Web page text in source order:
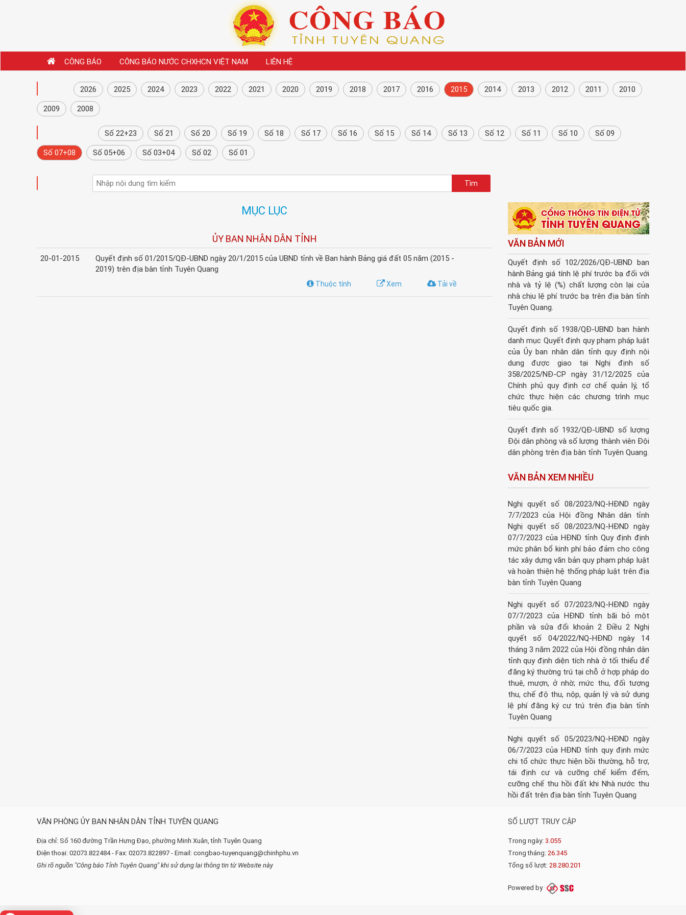
CÔNG BÁO CÔNG BÁO NƯỚC CHXHCN VIỆT NAM LIÊN HỆ
2026 2025 2024 2023 2022 2021 2020 2019 2018 2017 2016 2015 2014 2013 2012 2011 2010
2009 2008
Số 22+23 Số 21 Số 20 Số 19 Số 18 Số 17 Số 16 Số 15 Số 14 Số 13 Số 12 Số 11 Số 10 Số 09
Số 07+08 Số 05+06 Số 03+04 Số 02 Số 01
MỤC LỤC
ỦY BAN NHÂN DÂN TỈNH
20-01-2015
Quyết định số 01/2015/QĐ-UBND ngày 20/1/2015 của UBND tỉnh về Ban hành Bảng giá đất 05 năm (2015 -
2019) trên địa bàn tỉnh Tuyên Quang
Tải về
Xem
Thuộc tính
VĂN BẢN MỚI
Quyết định số 102/2026/QĐ-UBND ban
hành Bảng giá tính lệ phí trước bạ đối với
nhà và tỷ lệ (%) chất lượng còn lại của
nhà chịu lệ phí trước bạ trên địa bàn tỉnh
Tuyên Quang.
Quyết định số 1938/QĐ-UBND ban hành
danh mục Quyết định quy phạm pháp luật
của Ủy ban nhân dân tỉnh quy định nội
dung được giao tại Nghị định số
358/2025/NĐ-CP ngày 31/12/2025 của
Chính phủ quy định cơ chế quản lý, tổ
chức thực hiện các chương trình mục
tiêu quốc gia.
Quyết định số 1932/QĐ-UBND số lượng
Đội dân phòng và số lượng thành viên Đội
dân phòng trên địa bàn tỉnh Tuyên Quang.
VĂN BẢN XEM NHIỀU
Nghị quyết số 08/2023/NQ-HĐND ngày
7/7/2023 của Hội đồng Nhân dân tỉnh
Nghị quyết số 08/2023/NQ-HĐND ngày
07/7/2023 của HĐND tỉnh Quy định định
mức phân bổ kinh phí bảo đảm cho công
tác xây dựng văn bản quy phạm pháp luật
và hoàn thiện hệ thống pháp luật trên địa
bàn tỉnh Tuyên Quang
Nghị quyết số 07/2023/NQ-HĐND ngày
07/7/2023 của HĐND tỉnh bãi bỏ một
phần và sửa đổi khoản 2 Điều 2 Nghị
quyết số 04/2022/NQ-HĐND ngày 14
tháng 3 năm 2022 của Hội đồng nhân dân
tỉnh quy định diện tích nhà ở tối thiểu để
đăng ký thường trú tại chỗ ở hợp pháp do
thuê, mượn, ở nhờ; mức thu, đối tượng
thu, chế độ thu, nộp, quản lý và sử dụng
lệ phí đăng ký cư trú trên địa bàn tỉnh
Tuyên Quang
Nghị quyết số 05/2023/NQ-HĐND ngày
06/7/2023 của HĐND tỉnh quy định mức
chi tổ chức thực hiện bồi thường, hỗ trợ,
tái định cư và cưỡng chế kiểm đếm,
cưỡng chế thu hồi đất khi Nhà nước thu
hồi đất trên địa bàn tỉnh Tuyên Quang
VĂN PHÒNG ỦY BAN NHÂN DÂN TỈNH TUYÊN QUANG
Địa chỉ: Số 160 đường Trần Hưng Đạo, phường Minh Xuân, tỉnh Tuyên Quang
Điện thoại: 02073.822484 - Fax: 02073.822897 - Email: congbao-tuyenquang@chinhphu.vn
Ghi rõ nguồn "Công báo Tỉnh Tuyên Quang" khi sử dụng lại thông tin từ Website này
SỐ LƯỢT TRUY CẬP
Trong ngày: 3.055
Trong tháng: 26.345
Tổng số lượt: 28.280.201
Powered by